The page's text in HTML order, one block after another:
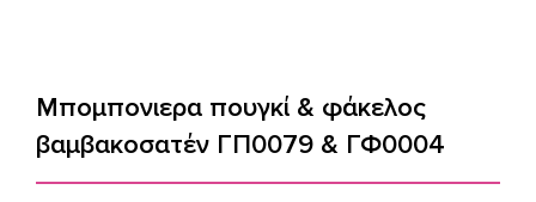
Μπομπονιερα πουγκί & φάκελος
βαμβακοσατέν ΓΠ0079 & ΓΦ0004